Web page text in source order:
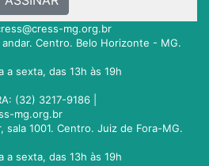
mg.org.br
andar. Centro. Belo Horizonte - MG.
a sexta, das 13h às 19h
(32) 3217-9186 |
mg.org.br
sala 1001. Centro. Juiz de Fora-MG.
a sexta, das 13h às 19h